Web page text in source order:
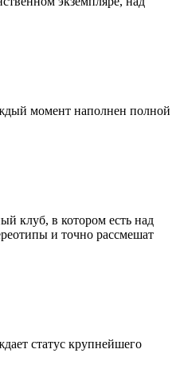
момент наполнен полной
клуб, в котором есть над
и точно рассмешат
статус крупнейшего